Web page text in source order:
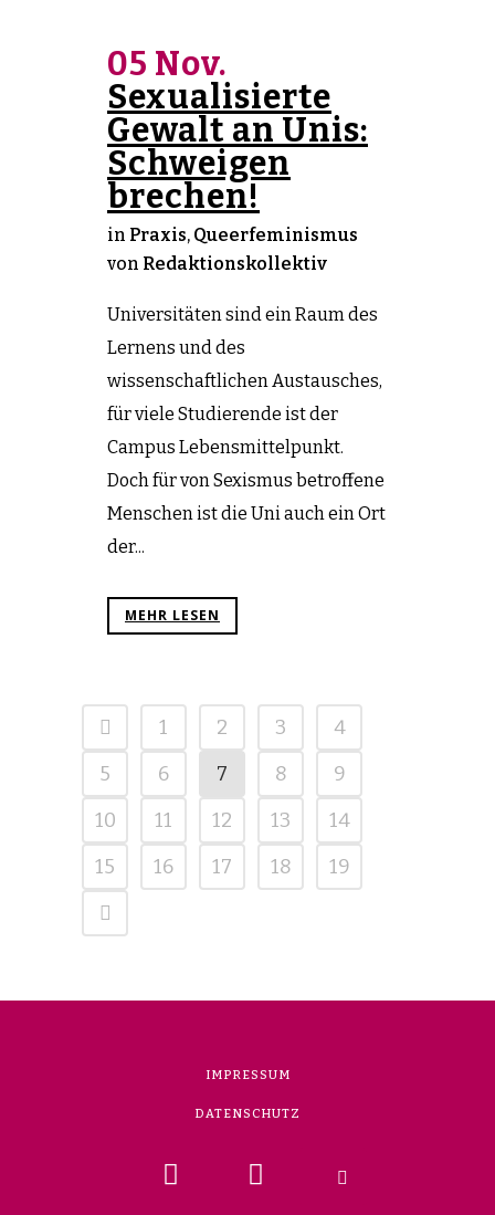
05 Nov.
Sexualisierte
Gewalt an Unis:
Schweigen
brechen!
in Praxis, Queerfeminismus
von Redaktionskollektiv
Universitäten sind ein Raum des
Lernens und des
wissenschaftlichen Austausches,
für viele Studierende ist der
Campus Lebensmittelpunkt.
Doch für von Sexismus betroffene
Menschen ist die Uni auch ein Ort
der...
MEHR LESEN
1 2 3
4
5
6 7 8
9
10
11 12 13
14
15
16 17 18 19
IMPRESSUM
DATENSCHUTZ